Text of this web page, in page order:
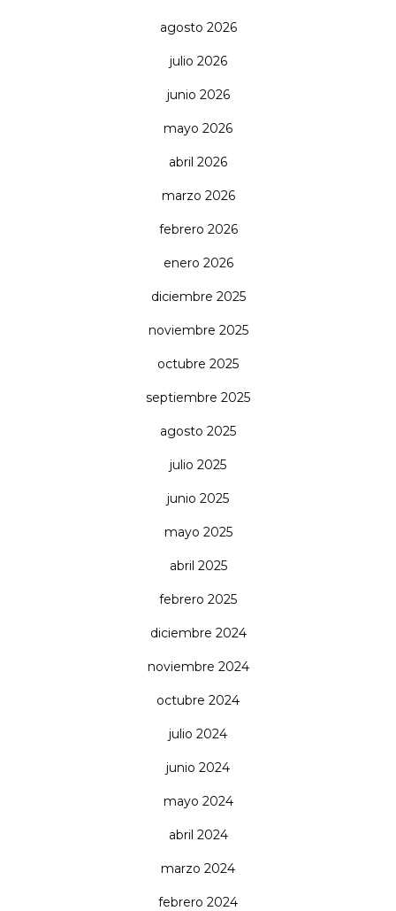
agosto 2026
julio 2026
junio 2026
mayo 2026
abril 2026
marzo 2026
febrero 2026
enero 2026
diciembre 2025
noviembre 2025
octubre 2025
septiembre 2025
agosto 2025
julio 2025
junio 2025
mayo 2025
abril 2025
febrero 2025
diciembre 2024
noviembre 2024
octubre 2024
julio 2024
junio 2024
mayo 2024
abril 2024
marzo 2024
febrero 2024